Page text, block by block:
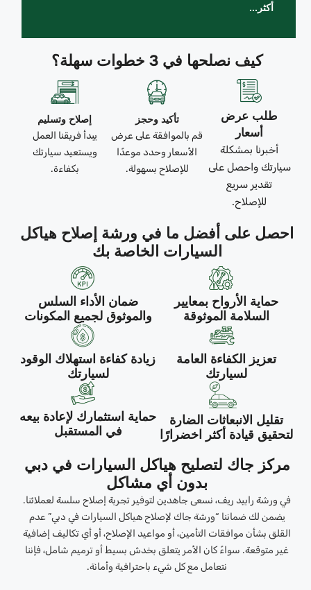
كيف نصلحها في 3 خطوات سهلة؟
طلب عرض
أسعار
أخبرنا بمشكلة
سيارتك واحصل على
تقدير سريع
للإصلاح.
تأكيد وحجز
قم بالموافقة على عرض
الأسعار وحدد موعدًا
للإصلاح بسهولة.
إصلاح وتسليم
يبدأ فريقنا العمل
ويستعيد سيارتك
بكفاءة.
احصل على أفضل ما في ورشة إصلاح هياكل
السيارات الخاصة بك
حماية الأرواح بمعايير
السلامة الموثوقة
ضمان الأداء السلس
والموثوق لجميع المكونات
تعزيز الكفاءة العامة
لسيارتك
زيادة كفاءة استهلاك الوقود
لسيارتك
تقليل الانبعاثات الضارة
لتحقيق قيادة أكثر اخضرارًا
حماية استثمارك لإعادة بيعه
في المستقبل
مركز جاك لتصليح هياكل السيارات في دبي
بدون أي مشاكل
في ورشة رابيد ريف، نسعى جاهدين لتوفير تجربة إصلاح سلسة لعملائنا.
يضمن لك ضماننا “ورشة جاك لإصلاح هياكل السيارات في دبي” عدم
القلق بشأن موافقات التأمين، أو مواعيد الإصلاح، أو أي تكاليف إضافية
غير متوقعة. سواءً كان الأمر يتعلق بخدش بسيط أو ترميم شامل، فإننا
نتعامل مع كل شيء باحترافية وأمانة.
أكثر...